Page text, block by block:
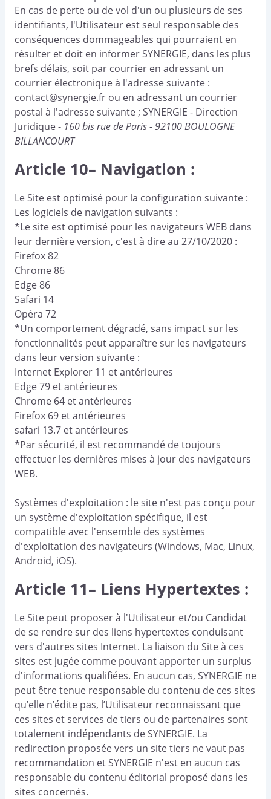
En cas de perte ou de vol d'un ou plusieurs de ses
identifiants, l'Utilisateur est seul responsable des
conséquences dommageables qui pourraient en
résulter et doit en informer SYNERGIE, dans les plus
brefs délais, soit par courrier en adressant un
courrier électronique à l'adresse suivante :
contact@synergie.fr ou en adressant un courrier
postal à l'adresse suivante ; SYNERGIE - Direction
Juridique - 160 bis rue de Paris - 92100 BOULOGNE
BILLANCOURT
Article 10– Navigation :
Le Site est optimisé pour la configuration suivante :
Les logiciels de navigation suivants :
*Le site est optimisé pour les navigateurs WEB dans
leur dernière version, c'est à dire au 27/10/2020 :
Firefox 82
Chrome 86
Edge 86
Safari 14
Opéra 72
*Un comportement dégradé, sans impact sur les
fonctionnalités peut apparaître sur les navigateurs
dans leur version suivante :
Internet Explorer 11 et antérieures
Edge 79 et antérieures
Chrome 64 et antérieures
Firefox 69 et antérieures
safari 13.7 et antérieures
*Par sécurité, il est recommandé de toujours
effectuer les dernières mises à jour des navigateurs
WEB.
Systèmes d'exploitation : le site n'est pas conçu pour
un système d'exploitation spécifique, il est
compatible avec l'ensemble des systèmes
d'exploitation des navigateurs (Windows, Mac, Linux,
Android, iOS).
Article 11– Liens Hypertextes :
Le Site peut proposer à l'Utilisateur et/ou Candidat
de se rendre sur des liens hypertextes conduisant
vers d'autres sites Internet. La liaison du Site à ces
sites est jugée comme pouvant apporter un surplus
d'informations qualifiées. En aucun cas, SYNERGIE ne
peut être tenue responsable du contenu de ces sites
qu’elle n’édite pas, l’Utilisateur reconnaissant que
ces sites et services de tiers ou de partenaires sont
totalement indépendants de SYNERGIE. La
redirection proposée vers un site tiers ne vaut pas
recommandation et SYNERGIE n'est en aucun cas
responsable du contenu éditorial proposé dans les
sites concernés.